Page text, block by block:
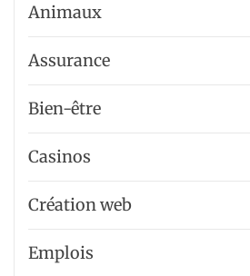
Animaux
Assurance
Bien-être
Casinos
Création web
Emplois